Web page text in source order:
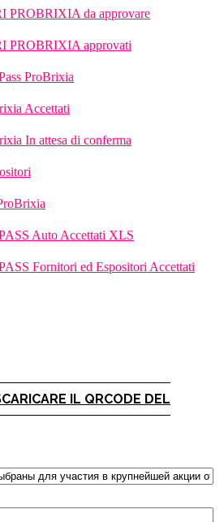
PROBRIXIA da approvare
PROBRIXIA approvati
ProBrixia
Accettati
In attesa di conferma
Auto Accettati XLS
Fornitori ed Espositori Accettati
IL QRCODE DEL